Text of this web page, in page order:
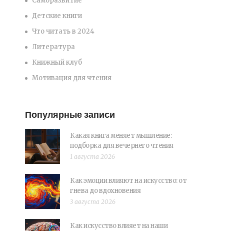
Детские книги
Что читать в 2024
Литература
Книжный клуб
Мотивация для чтения
Популярные записи
Какая книга меняет мышление:
подборка для вечернего чтения
1 августа 2026
Как эмоции влияют на искусство: от
гнева до вдохновения
3 августа 2026
Как искусство влияет на наши